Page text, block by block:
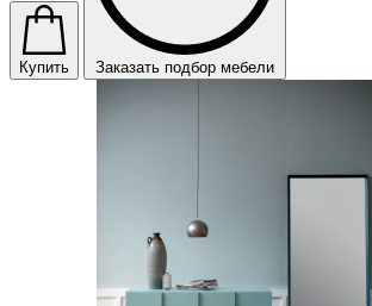
Купить Заказать подбор мебели